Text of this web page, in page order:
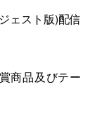
ェスト版)配信
商品及びテー